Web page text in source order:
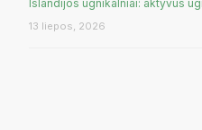
Islandijos ugnikalniai: aktyvūs
13 liepos, 2026